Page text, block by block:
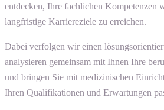
entdecken, Ihre fachlichen Kompetenzen
langfristige Karriereziele zu erreichen.
Dabei verfolgen wir einen
analysieren gemeinsam mit Ihnen Ihre
und bringen Sie mit medizinischen
Ihren Qualifikationen und Erwartungen